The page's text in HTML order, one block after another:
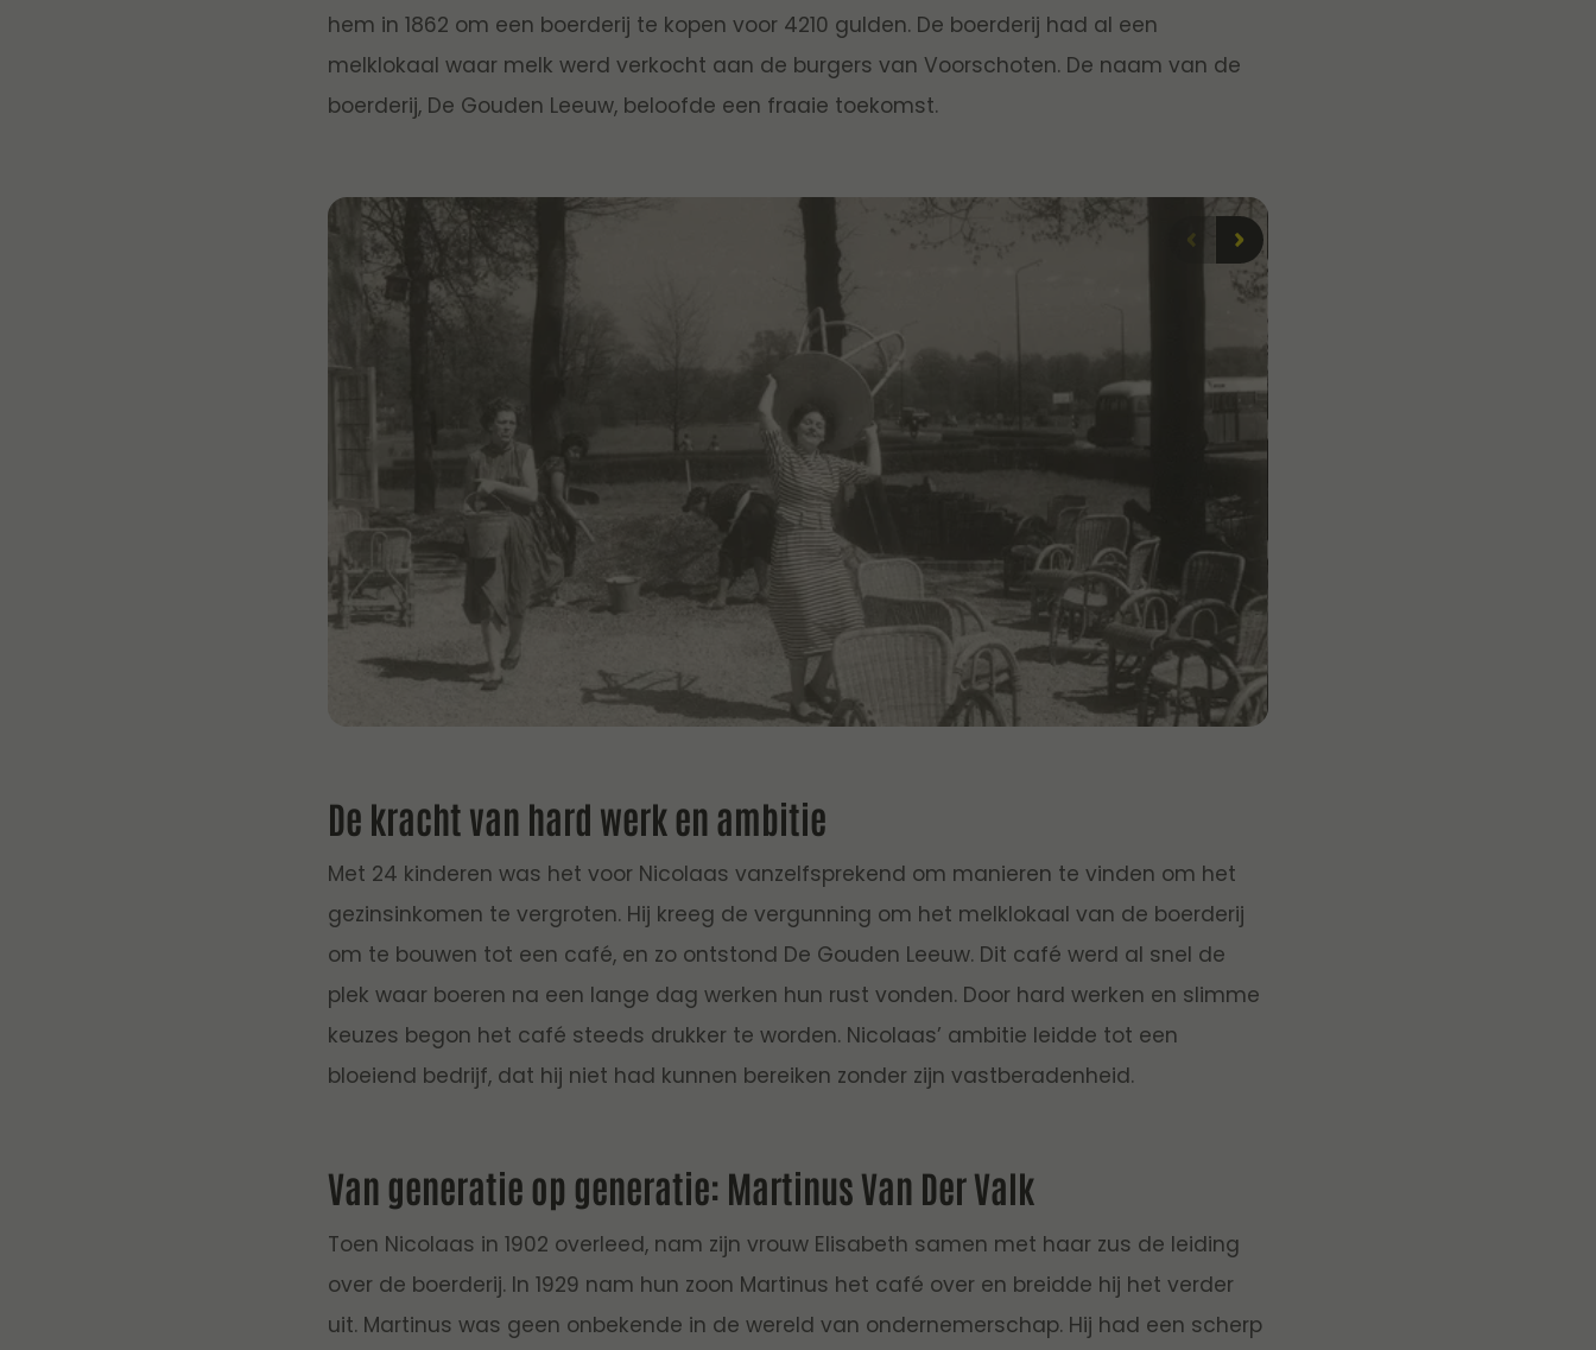
hem in 1862 om een boerderij te kopen voor 4210 gulden. De boerderij had al een
melklokaal waar melk werd verkocht aan de burgers van Voorschoten. De naam van de
boerderij, De Gouden Leeuw, beloofde een fraaie toekomst.
De kracht van hard werk en ambitie
Met 24 kinderen was het voor Nicolaas vanzelfsprekend om manieren te vinden om het
gezinsinkomen te vergroten. Hij kreeg de vergunning om het melklokaal van de boerderij
om te bouwen tot een café, en zo ontstond De Gouden Leeuw. Dit café werd al snel de
plek waar boeren na een lange dag werken hun rust vonden. Door hard werken en slimme
keuzes begon het café steeds drukker te worden. Nicolaas’ ambitie leidde tot een
bloeiend bedrijf, dat hij niet had kunnen bereiken zonder zijn vastberadenheid.
Van generatie op generatie: Martinus Van Der Valk
Toen Nicolaas in 1902 overleed, nam zijn vrouw Elisabeth samen met haar zus de leiding
over de boerderij. In 1929 nam hun zoon Martinus het café over en breidde hij het verder
uit. Martinus was geen onbekende in de wereld van ondernemerschap. Hij had een scherp